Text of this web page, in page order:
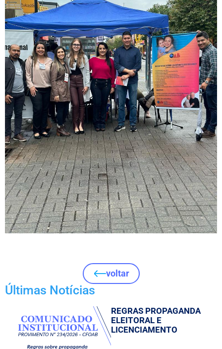
voltar
Últimas Notícias
REGRAS PROPAGANDA
ELEITORAL E
LICENCIAMENTO